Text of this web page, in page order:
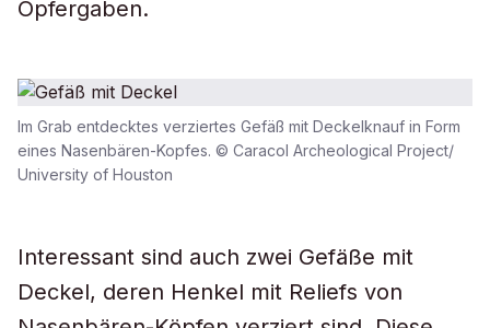
Opfergaben.
Im Grab entdecktes verziertes Gefäß mit Deckelknauf in Form
eines Nasenbären-Kopfes. © Caracol Archeological Project/
University of Houston
Interessant sind auch zwei Gefäße mit
Deckel, deren Henkel mit Reliefs von